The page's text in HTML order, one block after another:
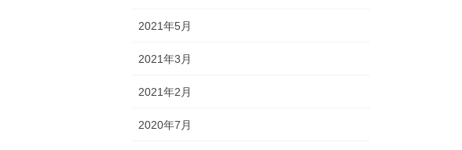
2021年5月
2021年3月
2021年2月
2020年7月